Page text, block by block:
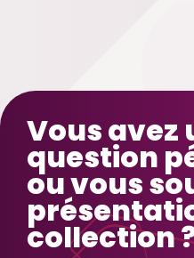
Vous avez
question
ou vous
collection